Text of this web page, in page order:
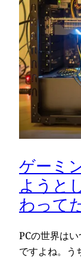
ゲーミ
ようと
わって
PCの世界は
ですよね。う